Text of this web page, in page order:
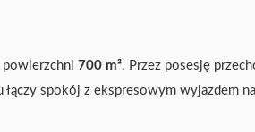
powierzchni 700 m². Przez posesję
spokój z ekspresowym wyjazdem